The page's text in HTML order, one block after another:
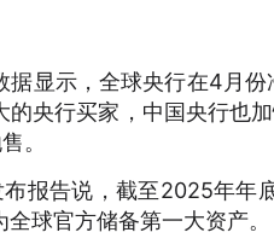
据显示，全球央行在4月
的央行买家，中国央行也
。
报告说，截至2025年年
球官方储备第一大资产。